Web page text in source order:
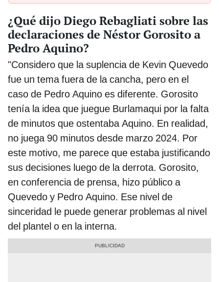
¿Qué dijo Diego Rebagliati sobre las
declaraciones de Néstor Gorosito a
Pedro Aquino?
"Considero que la suplencia de Kevin Quevedo
fue un tema fuera de la cancha, pero en el
caso de Pedro Aquino es diferente. Gorosito
tenía la idea que juegue Burlamaqui por la falta
de minutos que ostentaba Aquino. En realidad,
no juega 90 minutos desde marzo 2024. Por
este motivo, me parece que estaba justificando
sus decisiones luego de la derrota. Gorosito,
en conferencia de prensa, hizo público a
Quevedo y Pedro Aquino. Ese nivel de
sinceridad le puede generar problemas al nivel
del plantel o en la interna.